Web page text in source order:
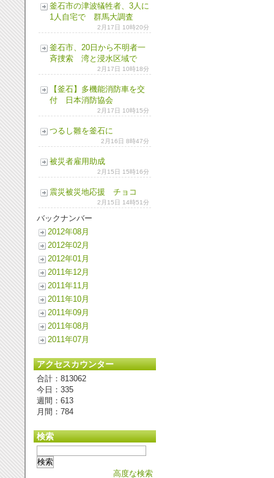
釜石市の津波犠牲者、3人に
1人自宅で 群馬大調査
2月17日 10時20分
釜石市、20日から不明者一
斉捜索 湾と浸水区域で
2月17日 10時18分
【釜石】多機能消防車を交
付 日本消防協会
2月17日 10時15分
つるし雛を釜石に
2月16日 8時47分
被災者雇用助成
2月15日 15時16分
震災被災地応援 チョコ
2月15日 14時51分
バックナンバー
2012年08月
2012年02月
2012年01月
2011年12月
2011年11月
2011年10月
2011年09月
2011年08月
2011年07月
アクセスカウンター
合計：813062
今日：335
週間：613
月間：784
検索
高度な検索